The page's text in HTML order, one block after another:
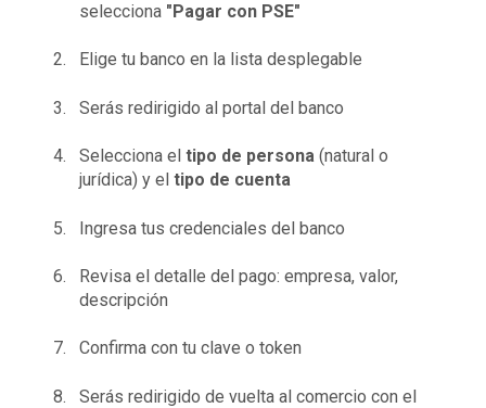
selecciona "Pagar con PSE"
Elige tu banco en la lista desplegable
Serás redirigido al portal del banco
Selecciona el tipo de persona (natural o
jurídica) y el tipo de cuenta
Ingresa tus credenciales del banco
Revisa el detalle del pago: empresa, valor,
descripción
Confirma con tu clave o token
Serás redirigido de vuelta al comercio con el